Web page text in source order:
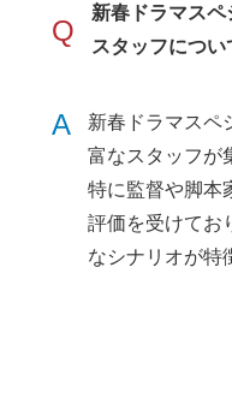
Q
新春ドラマス
スタッフについ
A
新春ドラマスペ
富なスタッフが
特に監督や脚本
評価を受けてお
なシナリオが特